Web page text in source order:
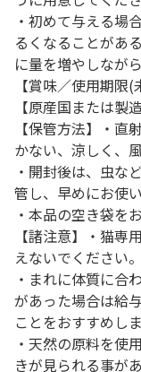
・初めて与える場
るくなることがあ
に量を増やしなが
【賞味／使用期限
【原産国または製
【保管方法】・直
かない、涼しく、
・開封後は、虫な
管し、早めにお使
・本品の空き袋を
【諸注意】・猫専
えないでください。
・まれに体質に合
があった場合は給
ことをおすすめしま
・天然の原料を使
きが見られる事が